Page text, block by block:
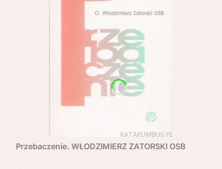
Przebaczenie. WŁODZIMIERZ ZATORSKI OSB